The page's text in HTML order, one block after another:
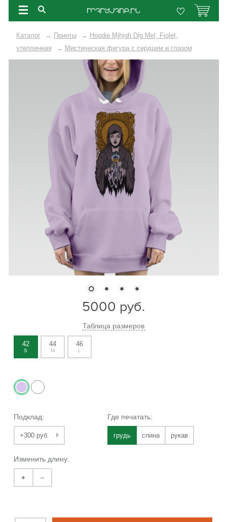
Каталог → Принты → Hoodie Mjhigh Dig Mel, Fiolet,
утепленная
→ Мистическая фигура с сердцем и глазом
5000 руб.
Таблица размеров
42
S
44
M
46
L
Подклад:
+300 руб.
Где печатать:
грудь спина рукав
Изменить длину:
+ –